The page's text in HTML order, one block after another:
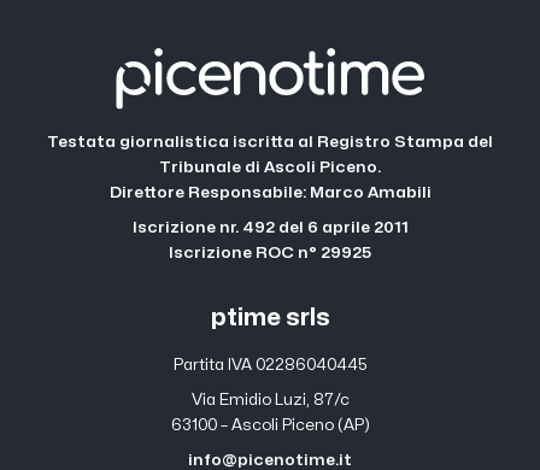
Testata giornalistica iscritta al Registro Stampa del
Tribunale di Ascoli Piceno.
Direttore Responsabile: Marco Amabili
Iscrizione nr. 492 del 6 aprile 2011
Iscrizione ROC n° 29925
ptime srls
Partita IVA 02286040445
Via Emidio Luzi, 87/c
63100 – Ascoli Piceno (AP)
info@picenotime.it